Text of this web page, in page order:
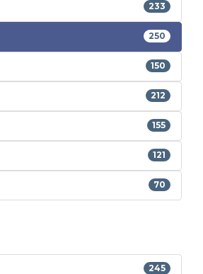
233
250
150
212
155
121
70
245